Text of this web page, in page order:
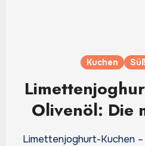
Kuchen
Olivenöl: Die
Frische für
Limettenjoghurt-Kuchen